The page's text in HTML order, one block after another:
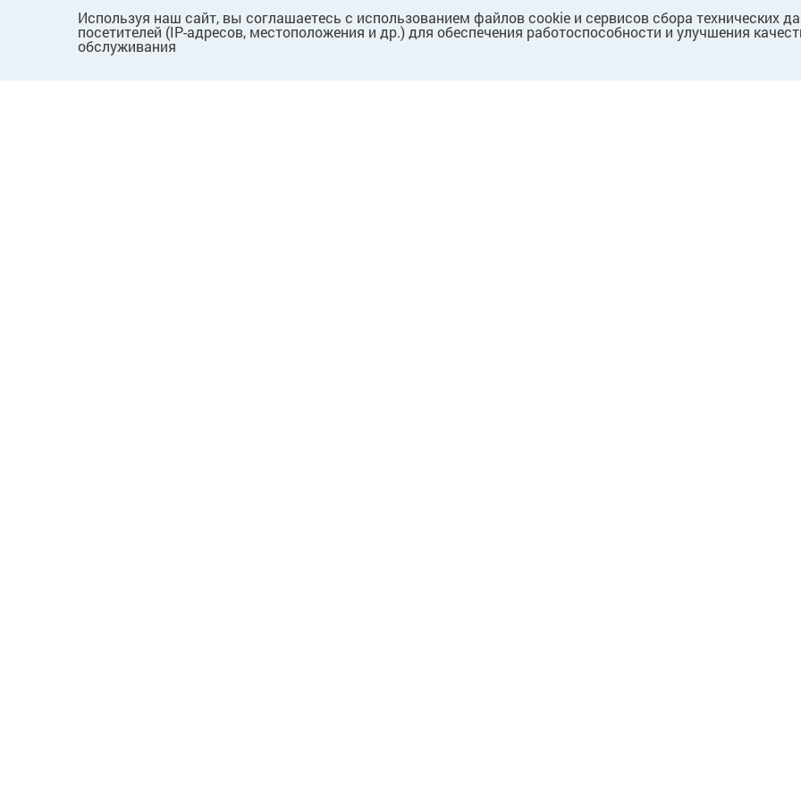
Используя наш сайт, вы соглашаетесь с использованием файлов cookie и сервисов сбора технических
посетителей (IP-адресов, местоположения и др.) для обеспечения работоспособности и улучшения
обслуживания